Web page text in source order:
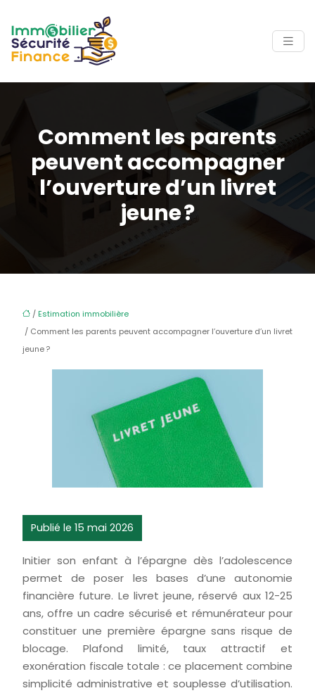
Comment les parents
peuvent accompagner
l’ouverture d’un livret
jeune ?
/ Estimation immobilière
/ Comment les parents peuvent accompagner l’ouverture d’un livret
jeune ?
Publié le 15 mai 2026
Initier son enfant à l’épargne dès l’adolescence
permet de poser les bases d’une autonomie
financière future. Le livret jeune, réservé aux 12-25
ans, offre un cadre sécurisé et rémunérateur pour
constituer une première épargne sans risque de
blocage. Plafond limité, taux attractif et
exonération fiscale totale : ce placement combine
simplicité administrative et souplesse d’utilisation.